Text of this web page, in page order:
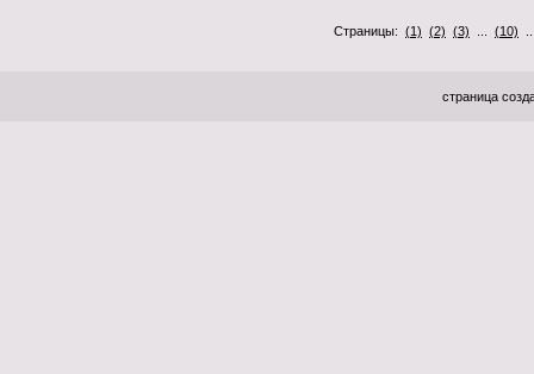
Страницы: (1) (2) (3) (10)
страница